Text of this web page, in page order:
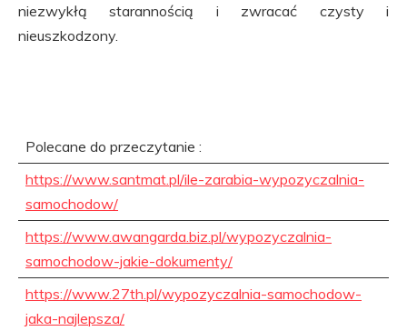
niezwykłą starannością i zwracać czysty i
nieuszkodzony.
Polecane do przeczytanie :
https://www.santmat.pl/ile-zarabia-wypozyczalnia-
samochodow/
https://www.awangarda.biz.pl/wypozyczalnia-
samochodow-jakie-dokumenty/
https://www.27th.pl/wypozyczalnia-samochodow-
jaka-najlepsza/